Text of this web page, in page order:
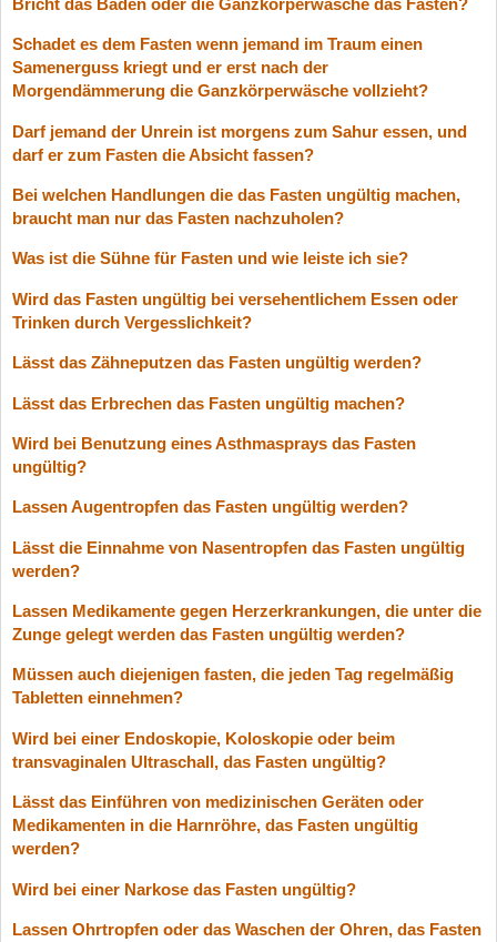
Schadet es dem Fasten wenn jemand im Traum einen
Samenerguss kriegt und er erst nach der
Morgendämmerung die Ganzkörperwäsche vollzieht?
Darf jemand der Unrein ist morgens zum Sahur essen, und
darf er zum Fasten die Absicht fassen?
Bei welchen Handlungen die das Fasten ungültig machen,
braucht man nur das Fasten nachzuholen?
Was ist die Sühne für Fasten und wie leiste ich sie?
Wird das Fasten ungültig bei versehentlichem Essen oder
Trinken durch Vergesslichkeit?
Lässt das Zähneputzen das Fasten ungültig werden?
Lässt das Erbrechen das Fasten ungültig machen?
Wird bei Benutzung eines Asthmasprays das Fasten
ungültig?
Lassen Augentropfen das Fasten ungültig werden?
Lässt die Einnahme von Nasentropfen das Fasten ungültig
werden?
Lassen Medikamente gegen Herzerkrankungen, die unter die
Zunge gelegt werden das Fasten ungültig werden?
Müssen auch diejenigen fasten, die jeden Tag regelmäßig
Tabletten einnehmen?
Wird bei einer Endoskopie, Koloskopie oder beim
transvaginalen Ultraschall, das Fasten ungültig?
Lässt das Einführen von medizinischen Geräten oder
Medikamenten in die Harnröhre, das Fasten ungültig
werden?
Wird bei einer Narkose das Fasten ungültig?
Lassen Ohrtropfen oder das Waschen der Ohren, das Fasten